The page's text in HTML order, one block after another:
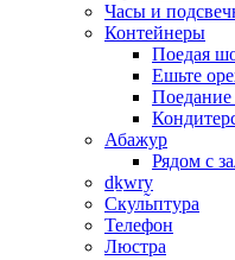
Часы и
Контейнеры
Поедая
Ешьте
Поедание
Абажур
Рядом с
dḵwry̰
Скульптура
Телефон
Люстра